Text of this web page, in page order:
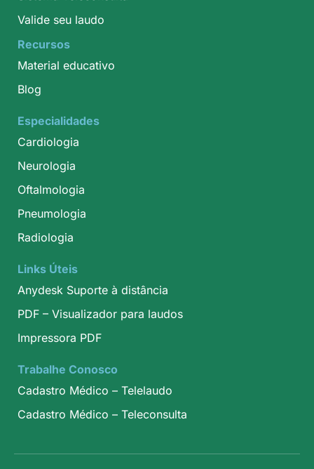
Valide seu laudo
Recursos
Material educativo
Blog
Especialidades
Cardiologia
Neurologia
Oftalmologia
Pneumologia
Radiologia
Links Úteis
Anydesk Suporte à distância
PDF – Visualizador para laudos
Impressora PDF
Trabalhe Conosco
Cadastro Médico – Telelaudo
Cadastro Médico – Teleconsulta